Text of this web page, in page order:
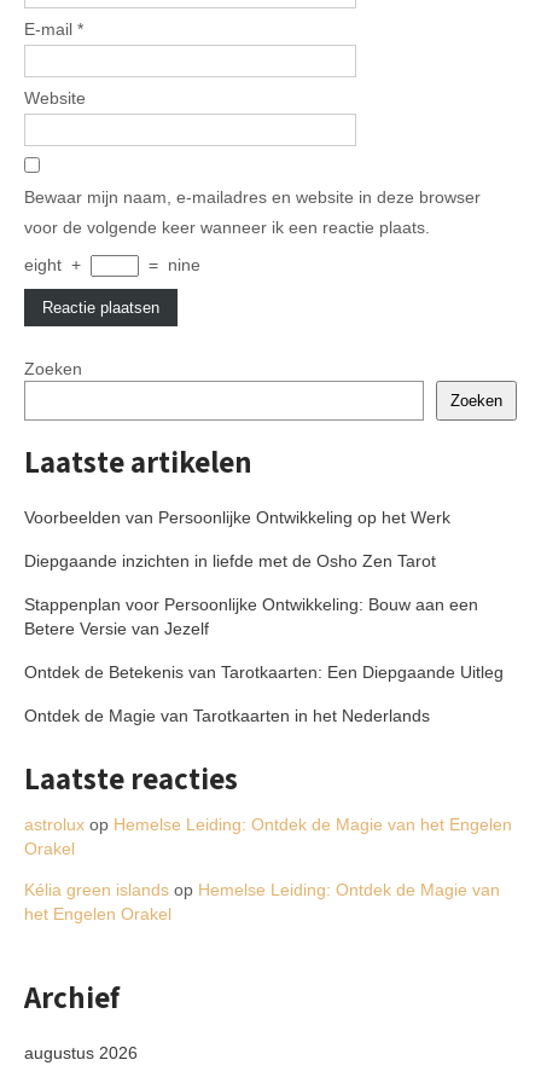
E-mail *
Website
Bewaar mijn naam, e-mailadres en website in deze browser
voor de volgende keer wanneer ik een reactie plaats.
eight + = nine
Zoeken
Zoeken
Laatste artikelen
Voorbeelden van Persoonlijke Ontwikkeling op het Werk
Diepgaande inzichten in liefde met de Osho Zen Tarot
Stappenplan voor Persoonlijke Ontwikkeling: Bouw aan een
Betere Versie van Jezelf
Ontdek de Betekenis van Tarotkaarten: Een Diepgaande Uitleg
Ontdek de Magie van Tarotkaarten in het Nederlands
Laatste reacties
astrolux op Hemelse Leiding: Ontdek de Magie van het Engelen
Orakel
Kélia green islands op Hemelse Leiding: Ontdek de Magie van
het Engelen Orakel
Archief
augustus 2026